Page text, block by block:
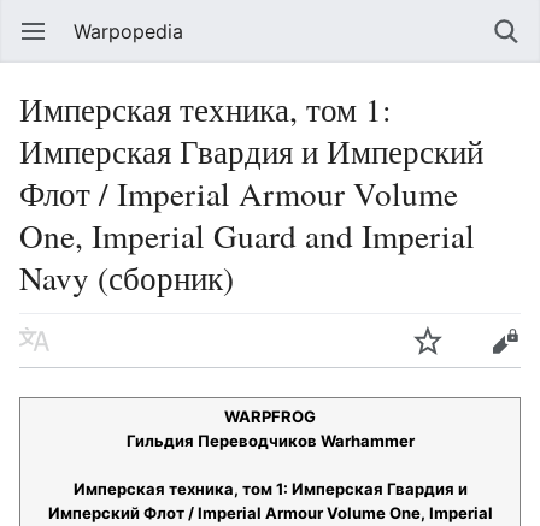
Warpopedia
Имперская техника, том 1:
Имперская Гвардия и Имперский
Флот / Imperial Armour Volume
One, Imperial Guard and Imperial
Navy (сборник)
WARPFROG
Гильдия Переводчиков Warhammer
Имперская техника, том 1: Имперская Гвардия и
Имперский Флот / Imperial Armour Volume One, Imperial